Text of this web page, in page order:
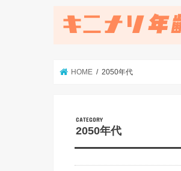
HOME 2050年代
2050年代